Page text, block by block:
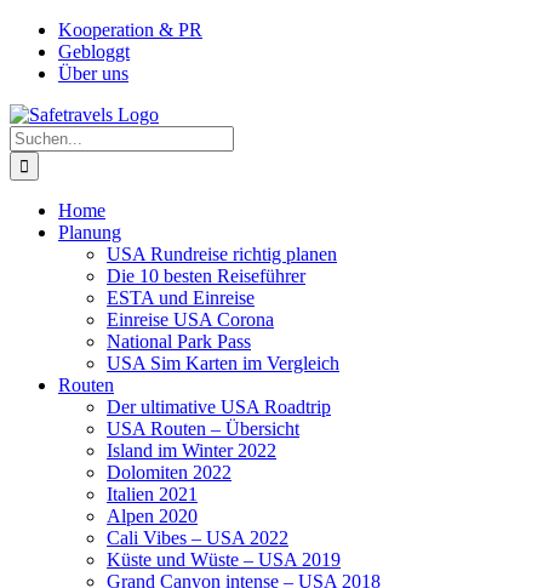
Zum
Inhalt
springen
Facebook
Instagram
YouTube
PinterestKooperation & PR
Gebloggt
Über uns
Suche
nach:
Home
Planung
USA Rundreise richtig planen
Die 10 besten Reiseführer
ESTA und Einreise
Einreise USA Corona
National Park Pass
USA Sim Karten im Vergleich
Routen
Der ultimative USA Roadtrip
USA Routen – Übersicht
Island im Winter 2022
Dolomiten 2022
Italien 2021
Alpen 2020
Cali Vibes – USA 2022
Küste und Wüste – USA 2019
Grand Canyon intense – USA 2018